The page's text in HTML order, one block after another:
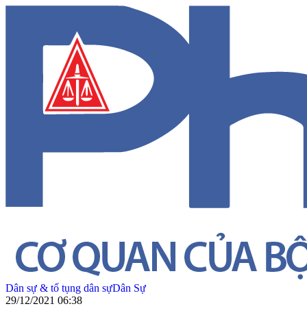
Dân sự & tố tụng dân sựDân Sự
29/12/2021 06:38